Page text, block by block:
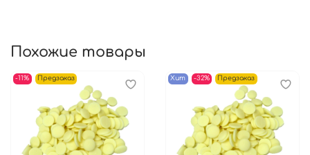
относительной влажности не выше 70%
Похожие товары
-11% Предзаказ Хит -32% Предзаказ